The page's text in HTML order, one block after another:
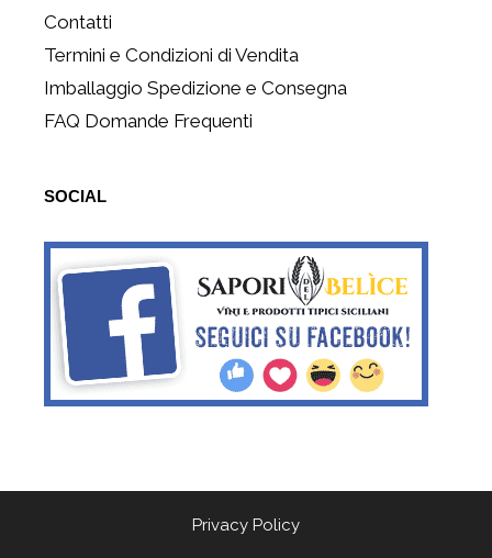
Contatti
Termini e Condizioni di Vendita
Imballaggio Spedizione e Consegna
FAQ Domande Frequenti
SOCIAL
Privacy Policy